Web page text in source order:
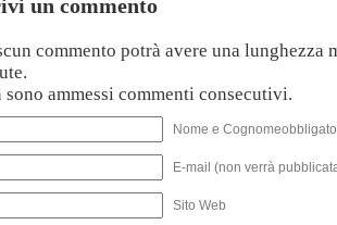
un commento
commento potrà avere una lunghezza
sono ammessi commenti consecutivi.
Nome e
E-mail (non verrà
Sito Web